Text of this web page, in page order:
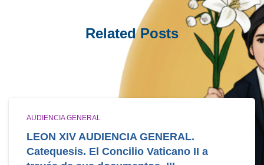
Related Posts
AUDIENCIA GENERAL
LEON XIV AUDIENCIA GENERAL.
Catequesis. El Concilio Vaticano II a